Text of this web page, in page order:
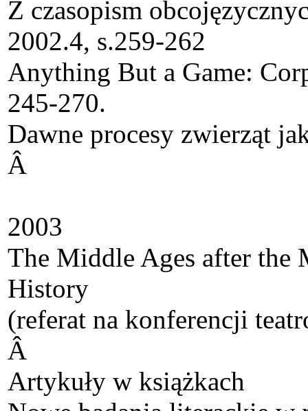
Z czasopism
2002.4, s.259-262
Anything But a Game:
245-270.
Dawne procesy zwierząt
Â
2003
The Middle Ages after the
History
(referat na konferencji
Â
Artykuły w książkach